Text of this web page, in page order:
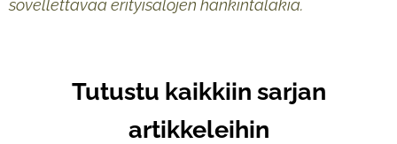
sovellettavaa erityisalojen hankintalakia.
Tutustu kaikkiin sarjan
artikkeleihin